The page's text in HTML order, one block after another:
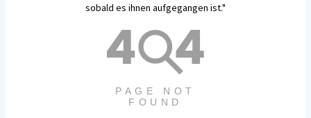
sobald es ihnen aufgegangen ist."